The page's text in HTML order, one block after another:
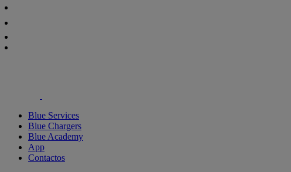
Blue Services
Blue Chargers
Blue Academy
App
Contactos